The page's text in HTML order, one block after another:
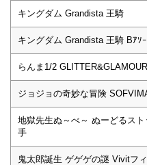
キングダム Grandista 王騎
キングダム Grandista 王騎 Bｱｿ
らんま1/2
ジョジョの奇妙な冒険
地獄先生ぬ～べ～ ぬーどるス
手
鬼太郎誕生 ゲゲゲの謎 Vivitフ